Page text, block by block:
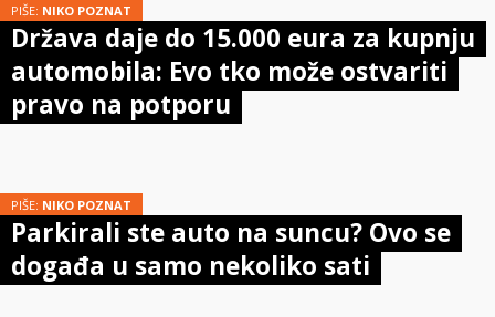
PIŠE: NIKO POZNAT
Država daje do 15.000 eura za kupnju
automobila: Evo tko može ostvariti
pravo na potporu
PIŠE: NIKO POZNAT
Parkirali ste auto na suncu? Ovo se
događa u samo nekoliko sati